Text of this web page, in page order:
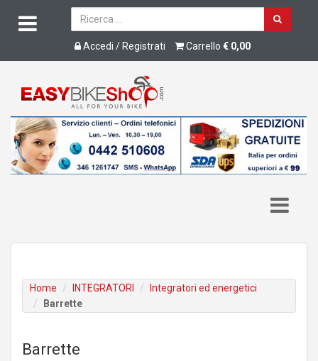
Accedi / Registrati Carrello € 0,00
Home INTEGRATORI
Integratori ed energetici
Barrette
Barrette